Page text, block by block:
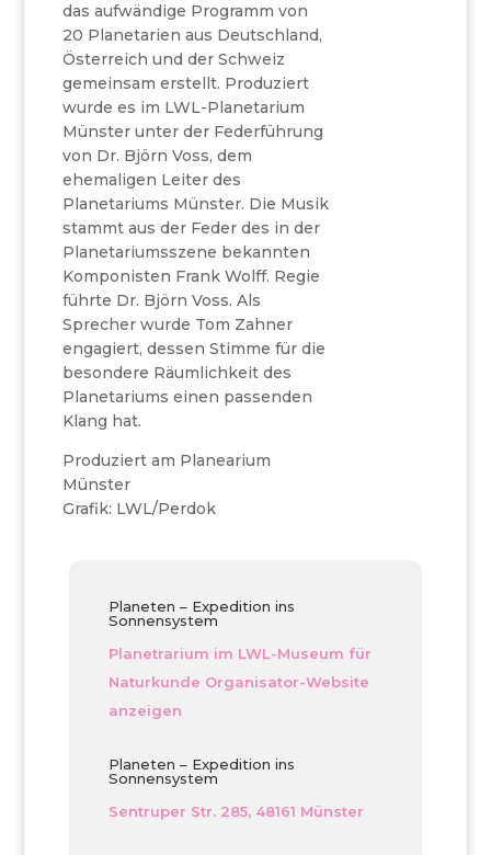
das aufwändige Programm von
20 Planetarien aus Deutschland,
Österreich und der Schweiz
gemeinsam erstellt. Produziert
wurde es im LWL-Planetarium
Münster unter der Federführung
von Dr. Björn Voss, dem
ehemaligen Leiter des
Planetariums Münster. Die Musik
stammt aus der Feder des in der
Planetariumsszene bekannten
Komponisten Frank Wolff. Regie
führte Dr. Björn Voss. Als
Sprecher wurde Tom Zahner
engagiert, dessen Stimme für die
besondere Räumlichkeit des
Planetariums einen passenden
Klang hat.
Produziert am Planearium
Münster
Grafik: LWL/Perdok
Planeten – Expedition ins
Sonnensystem
Planetrarium im LWL-Museum für
Naturkunde Organisator-Website
anzeigen
Planeten – Expedition ins
Sonnensystem
Sentruper Str. 285, 48161 Münster